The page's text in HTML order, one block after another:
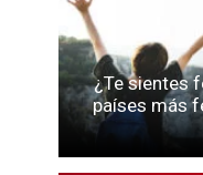
¿Te sientes
países más